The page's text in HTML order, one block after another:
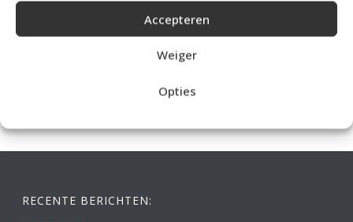
Accepteren
Weiger
Opties
IDEALE CAPUCHONTRUI BREIEN VOOR THUIS OP DE BANK
RECENTE BERICHTEN: